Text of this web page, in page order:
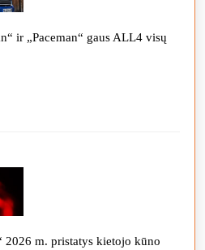
ir „Paceman“ gaus ALL4 visų
2026 m. pristatys kietojo kūno